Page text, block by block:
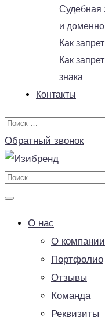
Судебная
и
Как
Как
знака
Контакты
Обратный звонок
О нас
О компании
Портфолио
Отзывы
Команда
Реквизиты